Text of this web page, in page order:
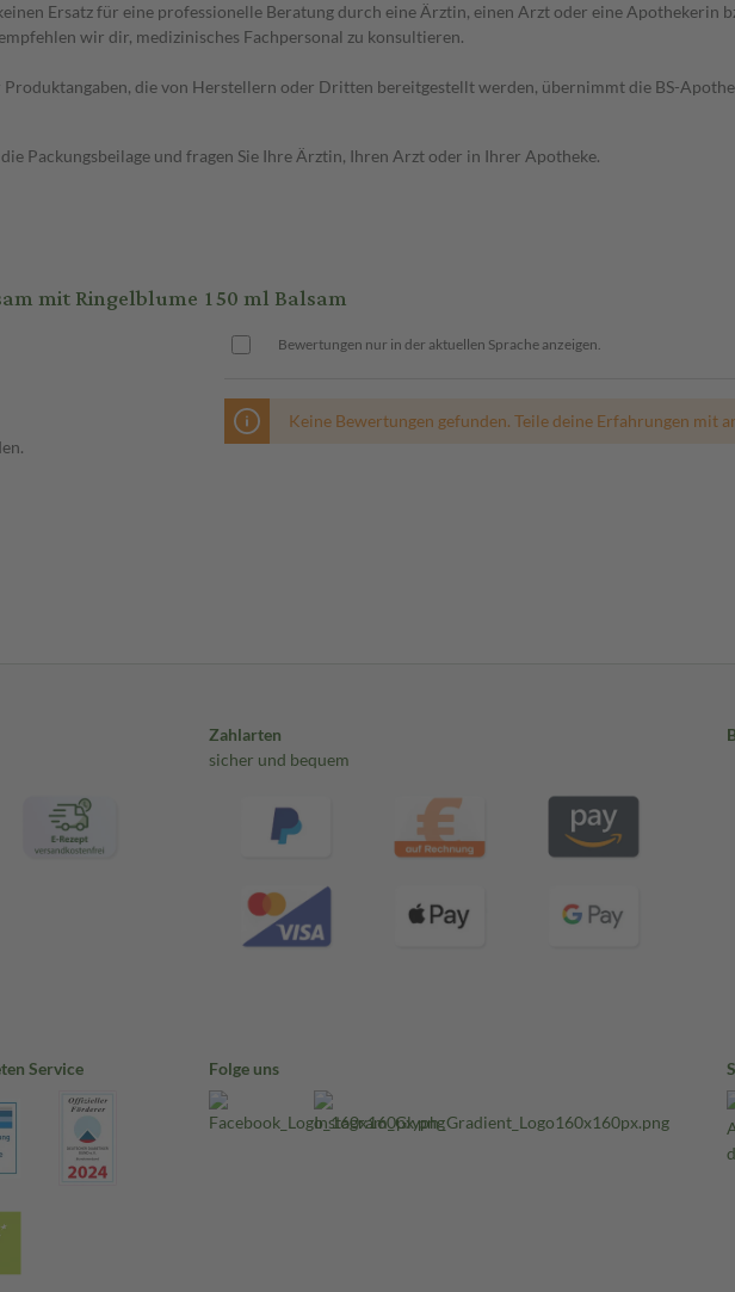
Ersatz für eine professionelle Beratung durch eine Ärztin, einen Arzt oder eine Apothekerin
wir dir, medizinisches Fachpersonal zu konsultieren.
die von Herstellern oder Dritten bereitgestellt werden, übernimmt die BS-
Packungsbeilage und fragen Sie Ihre Ärztin, Ihren Arzt oder in Ihrer Apotheke.
mit Ringelblume 150 ml Balsam
Bewertungen nur in der aktuellen Sprache anzeigen.
Keine Bewertungen gefunden. Teile deine Erfahrungen mit
Zahlarten
sicher und bequem
Service Folge uns